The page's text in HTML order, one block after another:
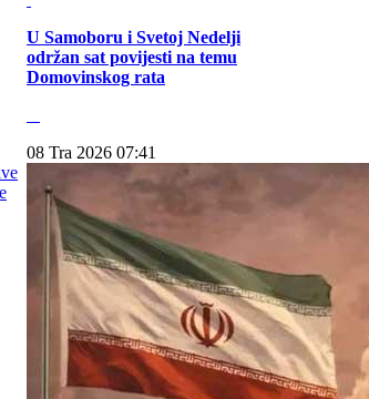
U Samoboru i Svetoj Nedelji
održan sat povijesti na temu
Domovinskog rata
08 Tra 2026 07:41